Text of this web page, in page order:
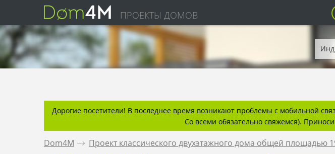
ПРОЕКТЫ ДОМОВ
Дорогие посетители! В последнее время возникают проблемы с мобильной
Со всеми обязательно свяжемся).
Dom4M . Проект классического двухэтажного дома общей площадью